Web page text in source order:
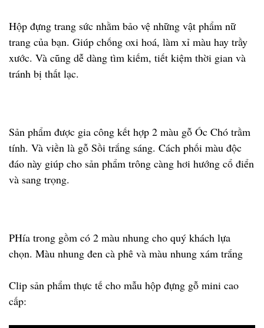
Hộp đựng trang sức nhằm bảo vệ những vật phẩm nữ
trang của bạn. Giúp chống oxi hoá, làm xỉ màu hay trầy
xước. Và cũng dễ dàng tìm kiếm, tiết kiệm thời gian và
tránh bị thất lạc.
Sản phẩm được gia công kết hợp 2 màu gỗ Óc Chó trầm
tính. Và viền là gỗ Sồi trắng sáng. Cách phối màu độc
đáo này giúp cho sản phẩm trông càng hơi hướng cổ điển
và sang trọng.
PHía trong gồm có 2 màu nhung cho quý khách lựa
chọn. Màu nhung đen cà phê và màu nhung xám trắng
Clip sản phẩm thực tế cho mẫu hộp đựng gỗ mini cao
cấp: